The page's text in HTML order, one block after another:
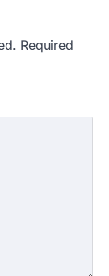
Required